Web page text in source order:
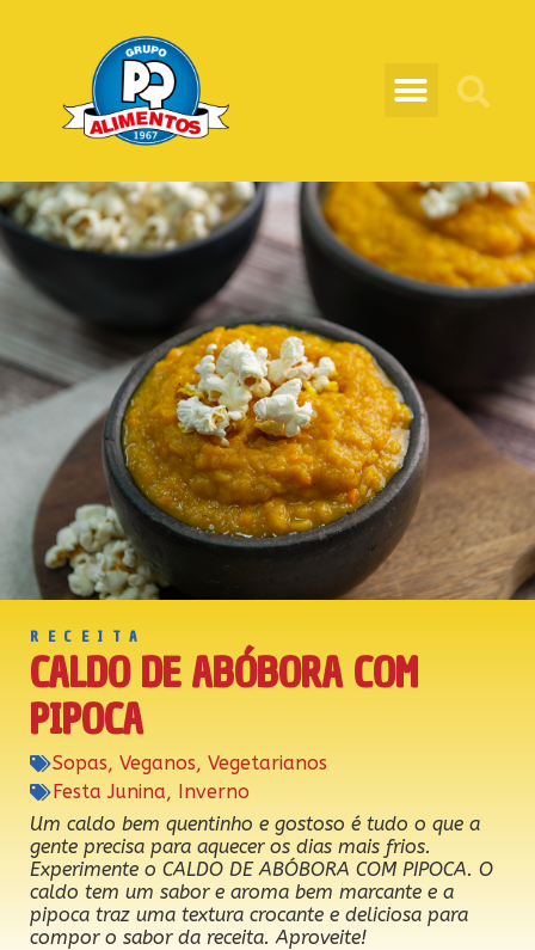
RECEITA
CALDO DE ABÓBORA COM
PIPOCA
Sopas, Veganos, Vegetarianos
Festa Junina, Inverno
Um caldo bem quentinho e gostoso é tudo o que a
gente precisa para aquecer os dias mais frios.
Experimente o CALDO DE ABÓBORA COM PIPOCA. O
caldo tem um sabor e aroma bem marcante e a
pipoca traz uma textura crocante e deliciosa para
compor o sabor da receita. Aproveite!